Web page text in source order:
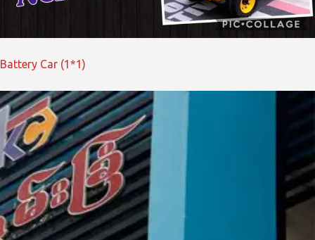
Battery Car (1*1)